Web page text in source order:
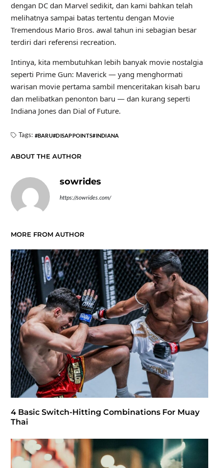
dengan DC dan Marvel sedikit, dan kami bahkan telah
melihatnya sampai batas tertentu dengan Movie
Tremendous Mario Bros. awal tahun ini sebagian besar
terdiri dari referensi recreation.
Intinya, kita membutuhkan lebih banyak movie nostalgia
seperti Prime Gun: Maverick — yang menghormati
warisan movie pertama sambil menceritakan kisah baru
dan melibatkan penonton baru — dan kurang seperti
Indiana Jones dan Dial of Future.
Tags: BARU DISAPPOINTS INDIANA
ABOUT THE AUTHOR
sowrides
https://sowrides.com/
MORE FROM AUTHOR
4 Basic Switch-Hitting Combinations For Muay
Thai